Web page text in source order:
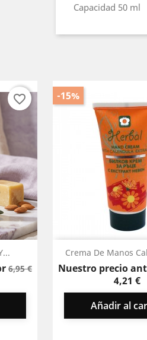
Capacidad 50 ml
Precio
6,95 €Precio
favorite_border
Crema De Manos
Nuestro precio
4,21 €
Añadir al
-15%
 Vista